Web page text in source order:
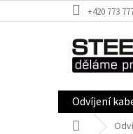
na
+420 773
Odvíjení
Domů